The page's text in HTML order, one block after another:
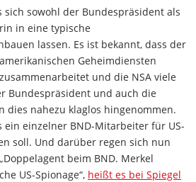
sich sowohl der Bundespräsident als
in eine typische
lassen. Es ist bekannt, dass der
Geheimdiensten
und die NSA viele
Bundespräsident und auch die
dies nahezu klaglos hingenommen.
ein einzelner BND-Mitarbeiter für US-
soll. Und darüber regen sich nun
beim BND. Merkel
US-Spionage“, heißt es bei Spiegel